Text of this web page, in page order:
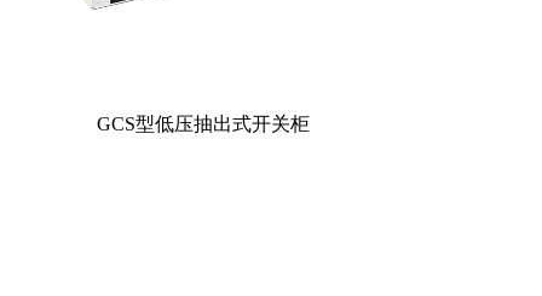
GCS型低压抽出式开关柜